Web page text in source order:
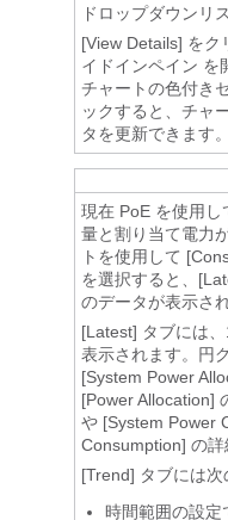
ドロップダウンリ
[View Details] をク
イドインペイン を
チャートの色付き
ックすると、チャ
タを更新できます。
現在 PoE を使用し
量と割り当て電力
トを使用して
を選択すると、
のデータが表示さ
[Latest] タブには
表示されます。円
[System Power
[Power Allocation]
や [System Power
Consumption] の詳
[Trend] タブには次
時間範囲の設定